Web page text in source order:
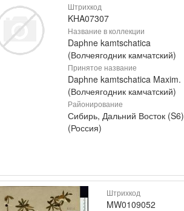
Штрихкод
KHA07307
Название в коллекции
Daphne kamtschatica
(Волчеягодник камчатский)
Принятое название
Daphne kamtschatica Maxim.
(Волчеягодник камчатский)
Районирование
Сибирь, Дальний Восток (S6)
(Россия)
Штрихкод
MW0109052